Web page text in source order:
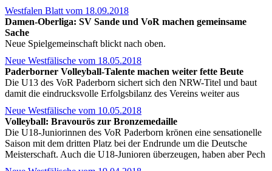
Westfalen Blatt vom 18.09.2018
Damen-Oberliga: SV Sande und VoR machen gemeinsame
Sache
Neue Spielgemeinschaft blickt nach oben.
Neue Westfälische vom 18.05.2018
Paderborner Volleyball-Talente machen weiter fette Beute
Die U13 des VoR Paderborn sichert sich den NRW-Titel und baut
damit die eindrucksvolle Erfolgsbilanz des Vereins weiter aus
Neue Westfälische vom 10.05.2018
Volleyball: Bravourös zur Bronzemedaille
Die U18-Juniorinnen des VoR Paderborn krönen eine sensationelle
Saison mit dem dritten Platz bei der Endrunde um die Deutsche
Meisterschaft. Auch die U18-Junioren überzeugen, haben aber Pech